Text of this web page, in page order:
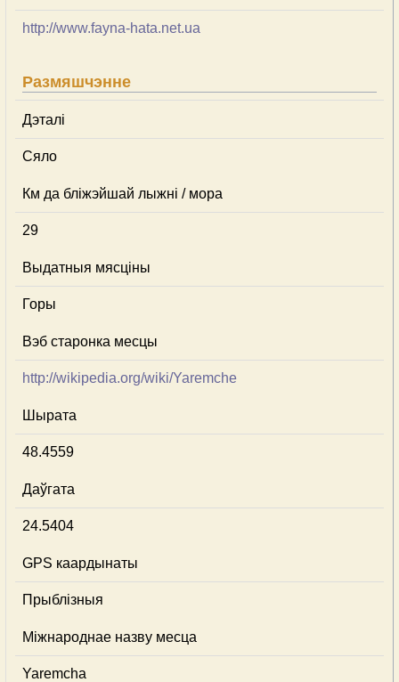
http://www.fayna-hata.net.ua
Размяшчэнне
Дэталі
Сяло
Км да бліжэйшай лыжні / мора
29
Выдатныя мясціны
Горы
Вэб старонка месцы
http://wikipedia.org/wiki/Yaremche
Шырата
48.4559
Даўгата
24.5404
GPS каардынаты
Прыблізныя
Міжнароднае назву месца
Yaremcha